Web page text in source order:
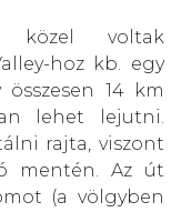
közel voltak
-hoz kb. egy
14 km
lehet lejutni.
rajta, viszont
mentén. Az út
(a völgyben